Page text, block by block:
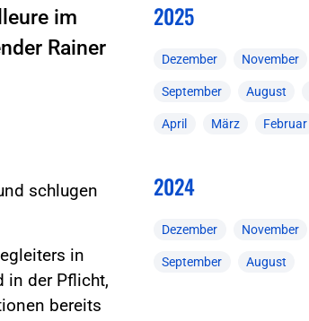
im
Rainer
schlugen
in
in der Pflicht,
bereits
2025
Dezember November
September August
April März Februar
2024
Dezember November
September August